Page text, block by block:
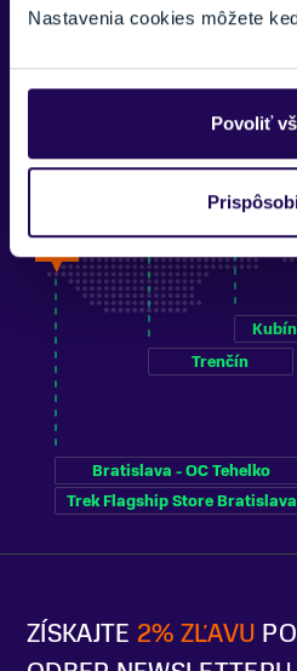
Nastavenia cookies môžete
Povoliť
ZÍSKAJTE 2% ZĽAVU
Predajne
Bratislava - OC Tehelko
Trek Flagship Store Bratislava
Trenčín